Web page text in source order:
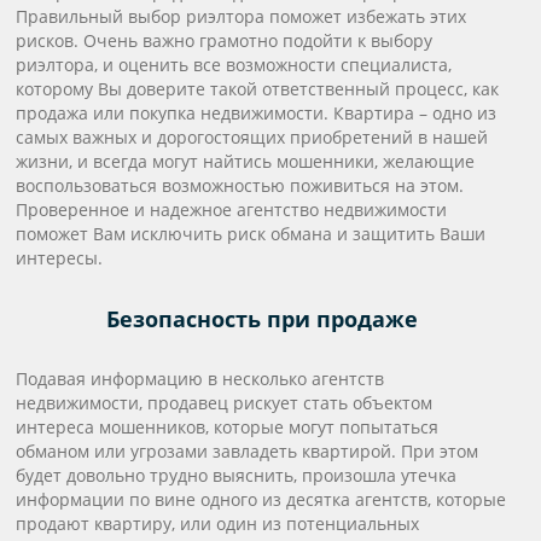
Правильный выбор риэлтора поможет избежать этих
рисков. Очень важно грамотно подойти к выбору
риэлтора, и оценить все возможности специалиста,
которому Вы доверите такой ответственный процесс, как
продажа или покупка недвижимости. Квартира – одно из
самых важных и дорогостоящих приобретений в нашей
жизни, и всегда могут найтись мошенники, желающие
воспользоваться возможностью поживиться на этом.
Проверенное и надежное агентство недвижимости
поможет Вам исключить риск обмана и защитить Ваши
интересы.
Безопасность при продаже
Подавая информацию в несколько агентств
недвижимости, продавец рискует стать объектом
интереса мошенников, которые могут попытаться
обманом или угрозами завладеть квартирой. При этом
будет довольно трудно выяснить, произошла утечка
информации по вине одного из десятка агентств, которые
продают квартиру, или один из потенциальных